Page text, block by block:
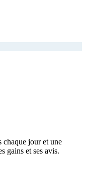
chaque jour et une
gains et ses avis.